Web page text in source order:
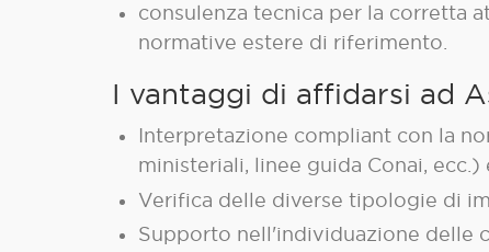
consulenza tecnica per la corretta
normative estere di riferimento.
I vantaggi di affidarsi ad
Interpretazione compliant con la
ministeriali, linee guida Conai, ecc.)
Verifica delle diverse tipologie di
Supporto nell'individuazione delle